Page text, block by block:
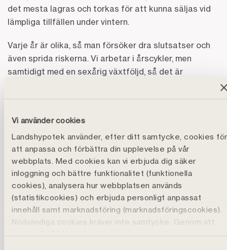
Vi använder cookies
Landshypotek använder, efter ditt samtycke, cookies för
att anpassa och förbättra din upplevelse på vår
webbplats. Med cookies kan vi erbjuda dig säker
inloggning och bättre funktionalitet (funktionella
cookies), analysera hur webbplatsen används
(statistikcookies) och erbjuda personligt anpassat
innehåll samt marknadsföring (marknadsföringscookies).
Nödvändiga cookies kräver inte samtycke. Genom att
klicka på ”Tillåt alla" godtar du även funktions-,
det mesta lagras och torkas för att kunna säljas vid
lämpliga tillfällen under vintern.
Varje år är olika, så man försöker dra slutsatser och
även sprida riskerna. Vi arbetar i årscykler, men
samtidigt med en sexårig växtföljd, så det är
en plan över lång tid.
Vad har ni för framtidsplaner?
Vi försöker hela tiden optimera och förbättra. Mycket
handlar om dränering och markstruktur, så grödorna
inte står blött. Vi jobbar också med lite
kringverksamheter, bland annat foderhantering under
vinterhalvåret.
Hur påverkar klimatförändringarna er verksamhet?